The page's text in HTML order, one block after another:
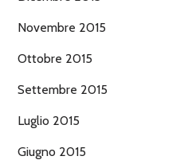
Novembre 2015
Ottobre 2015
Settembre 2015
Luglio 2015
Giugno 2015